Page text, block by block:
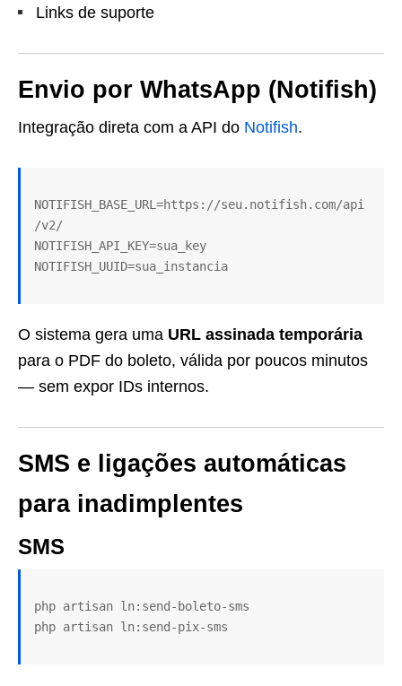
Links de suporte
Envio por WhatsApp (Notifish)
Integração direta com a API do Notifish.
NOTIFISH_BASE_URL=https://seu.notifish.com/api
/v2/
NOTIFISH_API_KEY=sua_key
O sistema gera uma URL assinada temporária
para o PDF do boleto, válida por poucos minutos
— sem expor IDs internos.
SMS e ligações automáticas
para inadimplentes
SMS
php artisan ln:send-boleto-sms